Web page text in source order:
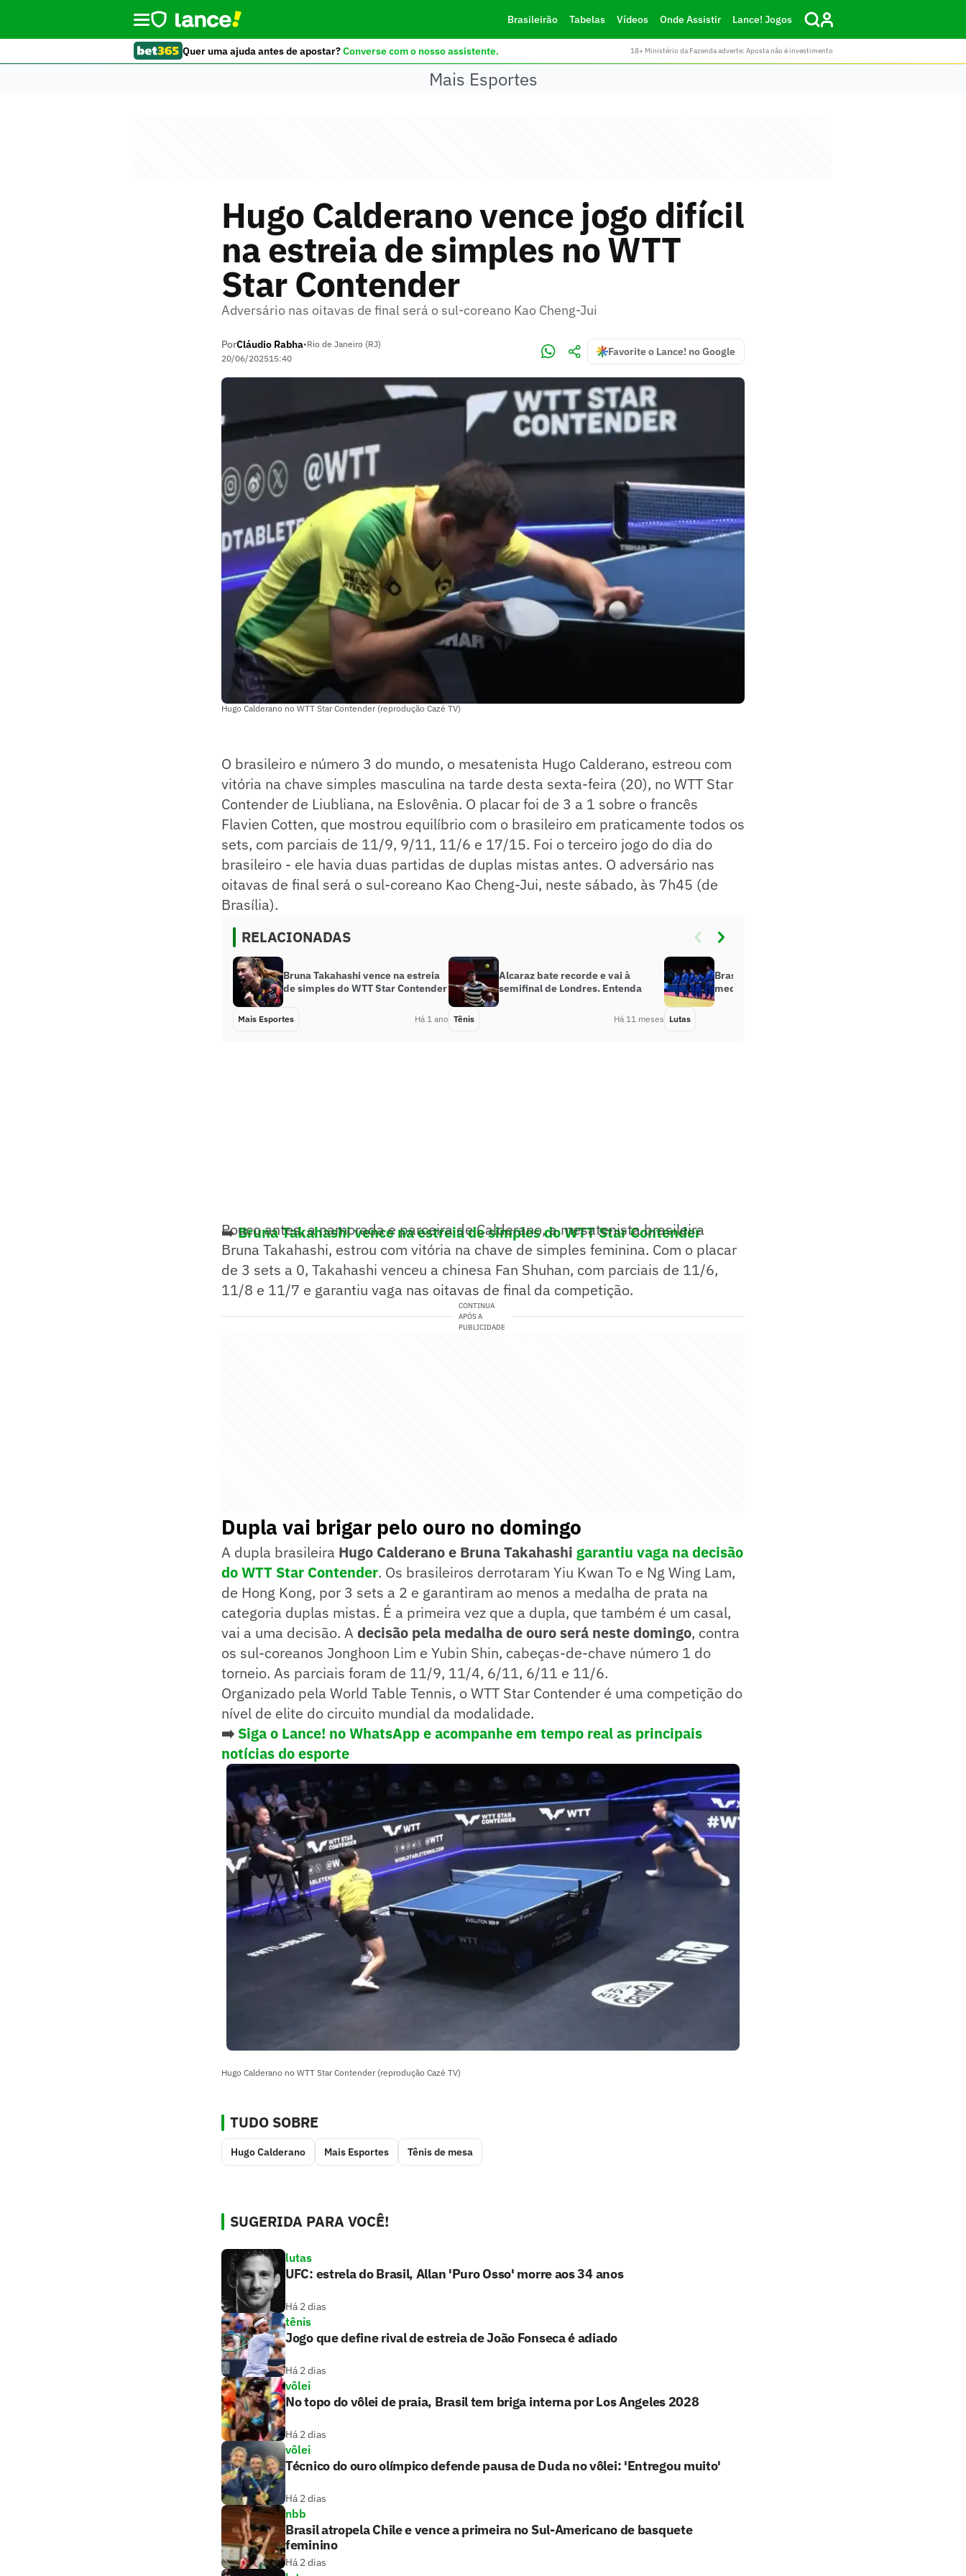
Brasileirão Tabelas Vídeos Onde Assistir Lance! Jogos
Quer uma ajuda antes de apostar?Converse com o nosso assistente. 18+ Ministério da Fazenda adverte: Aposta não é investimento
Mais Esportes
Hugo Calderano vence jogo difícil
na estreia de simples no WTT
Star Contender
Adversário nas oitavas de final será o sul-coreano Kao Cheng-Jui
PorCláudio Rabha•Rio de Janeiro (RJ)
20/06/202515:40
Favorite o Lance! no Google
Hugo Calderano no WTT Star Contender (reprodução Cazé TV)
O brasileiro e número 3 do mundo, o mesatenista Hugo Calderano, estreou com
vitória na chave simples masculina na tarde desta sexta-feira (20), no WTT Star
Contender de Liubliana, na Eslovênia. O placar foi de 3 a 1 sobre o francês
Flavien Cotten, que mostrou equilíbrio com o brasileiro em praticamente todos os
sets, com parciais de 11/9, 9/11, 11/6 e 17/15. Foi o terceiro jogo do dia do
brasileiro - ele havia duas partidas de duplas mistas antes. O adversário nas
oitavas de final será o sul-coreano Kao Cheng-Jui, neste sábado, às 7h45 (de
Brasília).
RELACIONADAS
Bruna Takahashi vence na estreia
de simples do WTT Star Contender
Mais Esportes Há 1 ano
Alcaraz bate recorde e vai à
semifinal de Londres. Entenda
Tênis Há 11 meses
Brasil cai para o Japão e fica sem
medalha no Mundial de Judô
Lutas
➡️Bruna Takahashi vence na estreia de simples do WTT Star Contender
Pouco antes, a namorada e parceira de Calderano, a mesatenista brasileira
Bruna Takahashi, estrou com vitória na chave de simples feminina. Com o placar
de 3 sets a 0, Takahashi venceu a chinesa Fan Shuhan, com parciais de 11/6,
11/8 e 11/7 e garantiu vaga nas oitavas de final da competição.
CONTINUA
APÓS A
PUBLICIDADE
Dupla vai brigar pelo ouro no domingo
A dupla brasileira Hugo Calderano e Bruna Takahashi garantiu vaga na decisão
do WTT Star Contender. Os brasileiros derrotaram Yiu Kwan To e Ng Wing Lam,
de Hong Kong, por 3 sets a 2 e garantiram ao menos a medalha de prata na
categoria duplas mistas. É a primeira vez que a dupla, que também é um casal,
vai a uma decisão. A decisão pela medalha de ouro será neste domingo, contra
os sul-coreanos Jonghoon Lim e Yubin Shin, cabeças-de-chave número 1 do
torneio. As parciais foram de 11/9, 11/4, 6/11, 6/11 e 11/6.
Organizado pela World Table Tennis, o WTT Star Contender é uma competição do
nível de elite do circuito mundial da modalidade.
➡️ Siga o Lance! no WhatsApp e acompanhe em tempo real as principais
notícias do esporte
Hugo Calderano no WTT Star Contender (reprodução Cazé TV)
TUDO SOBRE
Hugo Calderano Mais Esportes Tênis de mesa
SUGERIDA PARA VOCÊ!
lutas
UFC: estrela do Brasil, Allan 'Puro Osso' morre aos 34 anos
Há 2 dias
tênis
Jogo que define rival de estreia de João Fonseca é adiado
Há 2 dias
vôlei
No topo do vôlei de praia, Brasil tem briga interna por Los Angeles 2028
Há 2 dias
vôlei
Técnico do ouro olímpico defende pausa de Duda no vôlei: 'Entregou muito'
Há 2 dias
nbb
Brasil atropela Chile e vence a primeira no Sul-Americano de basquete
feminino
Há 2 dias